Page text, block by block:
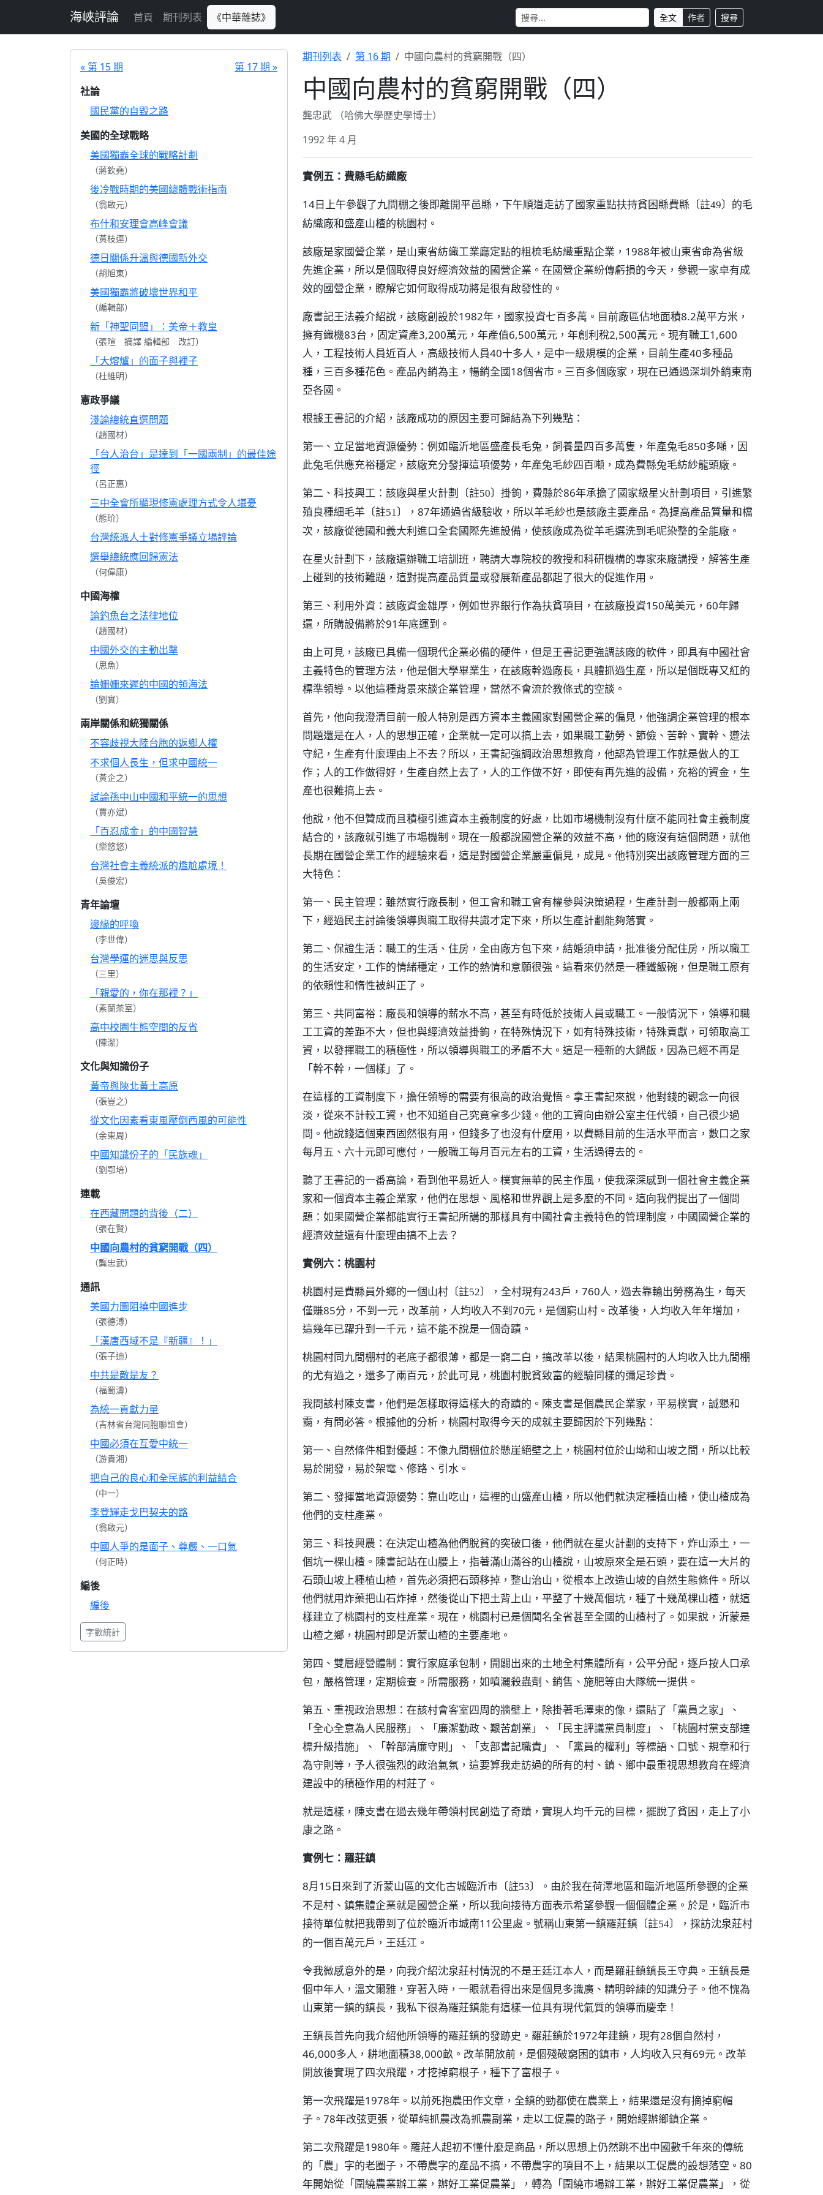
海峽評論 首頁 期刊列表 《中華雜誌》 全文 作者 搜尋
« 第 15 期
第 17 期 »
社論
國民黨的自毀之路
美國的全球戰略
美國獨霸全球的戰略計劃
（蔣欽堯）
後冷戰時期的美國總體戰術指南
（翁啟元）
布什和安理會高峰會議
（黃枝連）
德日關係升溫與德國新外交
（胡旭東）
美國獨霸將破壞世界和平
（編輯部）
新「神聖同盟」：美帝＋教皇
（張暄 摘譯 編輯部 改訂）
「大熔爐」的面子與裡子
（杜維明）
憲政爭議
淺論總統直選問題
（趙國材）
「台人治台」是達到「一國兩制」的最佳途
徑
（呂正惠）
三中全會所顯現修憲處理方式令人堪憂
（態玠）
台灣統派人士對修憲爭議立場評論
選舉總統應回歸憲法
（何偉康）
中國海權
論釣魚台之法律地位
（趙國材）
中國外交的主動出擊
（思魚）
論姍姍來遲的中國的領海法
（劉實）
兩岸關係和統獨關係
不容歧視大陸台胞的返鄉人權
不求個人長生，但求中國統一
（黃企之）
試論孫中山中國和平統一的思想
（賈亦斌）
「百忍成金」的中國智慧
（樂悠悠）
台灣社會主義統派的尷尬處境！
（吳俊宏）
青年論壇
邊緣的呼喚
（李世偉）
台灣學運的迷思與反思
（三里）
「親愛的，你在那裡？」
（素蘭茶室）
高中校園生態空間的反省
（陳潔）
文化與知識份子
黃帝與陝北黃土高原
（張豈之）
從文化因素看東風壓倒西風的可能性
（余東周）
中國知識份子的「民族魂」
（劉鄂培）
連載
在西藏問題的背後（二）
（張在賢）
中國向農村的貧窮開戰（四）
（龔忠武）
通訊
美國力圖阻撓中國進步
（張德溥）
「漢唐西域不是『新疆』！」
（張子迪）
中共是敵是友？
（福蜀濤）
為統一貢獻力量
（吉林省台灣同胞聯誼會）
中國必須在互愛中統一
（游貴湘）
把自己的良心和全民族的利益結合
（中一）
李登輝走戈巴契夫的路
（翁啟元）
中國人爭的是面子、尊嚴、一口氣
（何正時）
編後
編後
字數統計
期刊列表 第 16 期 中國向農村的貧窮開戰（四）
中國向農村的貧窮開戰（四）
龔忠武 （哈佛大學歷史學博士）
1992 年 4 月
實例五：費縣毛紡織廠
14日上午參觀了九間棚之後即離開平邑縣，下午順道走訪了國家重點扶持貧困縣費縣 〔註49〕 的毛
紡織廠和盛產山楂的桃園村。
該廠是家國營企業，是山東省紡織工業廳定點的粗梳毛紡織重點企業，1988年被山東省命為省級
先進企業，所以是個取得良好經濟效益的國營企業。在國營企業紛傳虧損的今天，參觀一家卓有成
效的國營企業，瞭解它如何取得成功將是很有啟發性的。
廠書記王法義介紹說，該廠創設於1982年，國家投資七百多萬。目前廠區佔地面積8.2萬平方米，
擁有織機83台，固定資產3,200萬元，年產值6,500萬元，年創利稅2,500萬元。現有職工1,600
人，工程技術人員近百人，高級技術人員40十多人，是中一級規模的企業，目前生產40多種品
種，三百多種花色。產品內銷為主，暢銷全國18個省市。三百多個廠家，現在已通過深圳外銷東南
亞各國。
根據王書記的介紹，該廠成功的原因主要可歸結為下列幾點：
第一、立足當地資源優勢：例如臨沂地區盛產長毛兔，飼養量四百多萬隻，年產兔毛850多噸，因
此兔毛供應充裕穩定，該廠充分發揮這項優勢，年產兔毛紗四百噸，成為費縣兔毛紡紗龍頭廠。
第二、科技興工：該廠與星火計劃 〔註50〕 掛鉤，費縣於86年承擔了國家級星火計劃項目，引進繁
殖良種細毛羊 〔註51〕
，87年通過省級驗收，所以羊毛紗也是該廠主要產品。為提高產品質量和檔
次，該廠從德國和義大利進口全套國際先進設備，使該廠成為從羊毛選洗到毛呢染整的全能廠。
在星火計劃下，該廠還辦職工培訓班，聘請大專院校的教授和科研機構的專家來廠講授，解答生產
上碰到的技術難題，這對提高產品質量或發展新產品都起了很大的促進作用。
第三、利用外資：該廠資金雄厚，例如世界銀行作為扶貧項目，在該廠投資150萬美元，60年歸
還，所購設備將於91年底運到。
由上可見，該廠已具備一個現代企業必備的硬件，但是王書記更強調該廠的軟件，即具有中國社會
主義特色的管理方法，他是個大學畢業生，在該廠幹過廠長，具體抓過生產，所以是個既專又紅的
標準領導。以他這種背景來談企業管理，當然不會流於教條式的空談。
首先，他向我澄清目前一般人特別是西方資本主義國家對國營企業的偏見，他強調企業管理的根本
問題還是在人，人的思想正確，企業就一定可以搞上去，如果職工勤勞、節儉、苦幹、實幹、遵法
守紀，生產有什麼理由上不去？所以，王書記強調政治思想教育，他認為管理工作就是做人的工
作；人的工作做得好，生產自然上去了，人的工作做不好，即使有再先進的設備，充裕的資金，生
產也很難搞上去。
他說，他不但贊成而且積極引進資本主義制度的好處，比如市場機制沒有什麼不能同社會主義制度
結合的，該廠就引進了市場機制。現在一般都說國營企業的效益不高，他的廠沒有這個問題，就他
長期在國營企業工作的經驗來看，這是對國營企業嚴重偏見，成見。他特別突出該廠管理方面的三
大特色：
第一、民主管理：雖然實行廠長制，但工會和職工會有權參與決策過程，生產計劃一般都兩上兩
下，經過民主討論後領導與職工取得共識才定下來，所以生產計劃能夠落實。
第二、保證生活：職工的生活、住房，全由廠方包下來，結婚須申請，批准後分配住房，所以職工
的生活安定，工作的情緒穩定，工作的熱情和意願很強。這看來仍然是一種鐵飯碗，但是職工原有
的依賴性和惰性被糾正了。
第三、共同富裕：廠長和領導的薪水不高，甚至有時低於技術人員或職工。一般情況下，領導和職
工工資的差距不大，但也與經濟效益掛鉤，在特殊情況下，如有特殊技術，特殊貢獻，可領取高工
資，以發揮職工的積極性，所以領導與職工的矛盾不大。這是一種新的大鍋飯，因為已經不再是
「幹不幹，一個樣」了。
在這樣的工資制度下，擔任領導的需要有很高的政治覺悟。拿王書記來說，他對錢的觀念一向很
淡，從來不計較工資，也不知道自己究竟拿多少錢。他的工資向由辦公室主任代領，自己很少過
問。他說錢這個東西固然很有用，但錢多了也沒有什麼用，以費縣目前的生活水平而言，數口之家
每月五、六十元即可應付，一般職工每月百元左右的工資，生活過得去的。
聽了王書記的一番高論，看到他平易近人。樸實無華的民主作風，使我深深感到一個社會主義企業
家和一個資本主義企業家，他們在思想、風格和世界觀上是多麼的不同。這向我們提出了一個問
題：如果國營企業都能實行王書記所講的那樣具有中國社會主義特色的管理制度，中國國營企業的
經濟效益還有什麼理由搞不上去？
實例六：桃園村
桃園村是費縣員外鄉的一個山村 〔註52〕
，全村現有243戶，760人，過去靠輸出勞務為生，每天
僅賺85分，不到一元，改革前，人均收入不到70元，是個窮山村。改革後，人均收入年年增加，
這幾年已躍升到一千元，這不能不說是一個奇蹟。
桃園村同九間棚村的老底子都很薄，都是一窮二白，搞改革以後，結果桃園村的人均收入比九間棚
的尤有過之，還多了兩百元，於此可見，桃園村脫貧致富的經驗同樣的彌足珍貴。
我問該村陳支書，他們是怎樣取得這樣大的奇蹟的。陳支書是個農民企業家，平易樸實，誠懇和
靄，有問必答。根據他的分析，桃園村取得今天的成就主要歸因於下列幾點：
第一、自然條件相對優越：不像九間棚位於懸崖絕壁之上，桃園村位於山坳和山坡之間，所以比較
易於開發，易於架電、修路、引水。
第二、發揮當地資源優勢：靠山吃山，這裡的山盛產山楂，所以他們就決定種植山楂，使山楂成為
他們的支柱產業。
第三、科技興農：在決定山楂為他們脫貧的突破口後，他們就在星火計劃的支持下，炸山添土，一
個坑一棵山楂。陳書記站在山腰上，指著滿山滿谷的山楂說，山坡原來全是石頭，要在這一大片的
石頭山坡上種植山楂，首先必須把石頭移掉，整山治山，從根本上改造山坡的自然生態條件。所以
他們就用炸藥把山石炸掉，然後從山下把土背上山，平整了十幾萬個坑，種了十幾萬棵山楂，就這
樣建立了桃園村的支柱產業。現在，桃園村已是個聞名全省甚至全國的山楂村了。如果說，沂蒙是
山楂之鄉，桃園村即是沂蒙山楂的主要產地。
第四、雙層經營體制：實行家庭承包制，開闢出來的土地全村集體所有，公平分配，逐戶按人口承
包，嚴格管理，定期檢查。所需服務，如噴灑殺蟲劑、銷售、施肥等由大隊統一提供。
第五、重視政治思想：在該村會客室四周的牆壁上，除掛著毛澤東的像，還貼了「黨員之家」、
「全心全意為人民服務」、「廉潔勤政、艱苦創業」、「民主評議黨員制度」、「桃園村黨支部達
標升級措施」、「幹部清廉守則」、「支部書記職責」、「黨員的權利」等標語、口號、規章和行
為守則等，予人很強烈的政治氣氛，這要算我走訪過的所有的村、鎮、鄉中最重視思想教育在經濟
建設中的積極作用的村莊了。
就是這樣，陳支書在過去幾年帶領村民創造了奇蹟，實現人均千元的目標，擺脫了貧困，走上了小
康之路。
實例七：羅莊鎮
8月15日來到了沂蒙山區的文化古城臨沂市 〔註53〕
。由於我在荷澤地區和臨沂地區所參觀的企業
不是村、鎮集體企業就是國營企業，所以我向接待方面表示希望參觀一個個體企業。於是，臨沂市
接待單位就把我帶到了位於臨沂市城南11公里處。號稱山東第一鎮羅莊鎮 〔註54〕
，採訪沈泉莊村
的一個百萬元戶，王廷江。
令我微感意外的是，向我介紹沈泉莊村情況的不是王廷江本人，而是羅莊鎮鎮長王守典。王鎮長是
個中年人，溫文爾雅，穿著入時，一眼就看得出來是個見多識廣、精明幹練的知識分子。他不愧為
山東第一鎮的鎮長，我私下很為羅莊鎮能有這樣一位具有現代氣質的領導而慶幸！
王鎮長首先向我介紹他所領導的羅莊鎮的發跡史。羅莊鎮於1972年建鎮，現有28個自然村，
46,000多人，耕地面積38,000畝。改革開放前，是個殘破窮困的鎮市，人均收入只有69元。改革
開放後實現了四次飛躍，才挖掉窮根子，種下了富根子。
第一次飛躍是1978年。以前死抱農田作文章，全鎮的勁都使在農業上，結果還是沒有摘掉窮帽
子。78年改弦更張，從單純抓農改為抓農副業，走以工促農的路子，開始經辦鄉鎮企業。
第二次飛躍是1980年。羅莊人起初不懂什麼是商品，所以思想上仍然跳不出中國數千年來的傳統
的「農」字的老圈子，不帶農字的產品不搞，不帶農字的項目不上，結果以工促農的設想落空。80
年開始從「圍繞農業辦工業，辦好工業促農業」，轉為「圍繞市場辦工業，辦好工業促農業」，從